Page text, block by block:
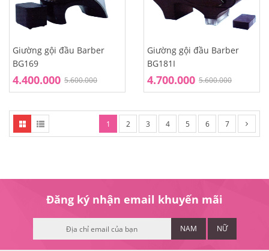
Giường gội đầu Barber
BG169
5.600.000
4.400.000
Giường gội đầu Barber
BG181I
5.600.000
4.700.000
1 2 3 4 5 6 7
Đăng ký nhận email khuyến mãi
NAM NỮ